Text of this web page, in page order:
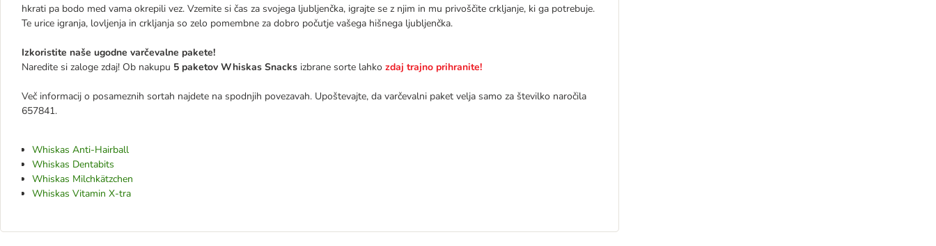
hkrati pa bodo med vama okrepili vez. Vzemite si čas za svojega ljubljenčka, igrajte se z njim in mu privoščite crkljanje, ki ga potrebuje.
Te urice igranja, lovljenja in crkljanja so zelo pomembne za dobro počutje vašega hišnega ljubljenčka.
Izkoristite naše ugodne varčevalne pakete!
Naredite si zaloge zdaj! Ob nakupu 5 paketov Whiskas Snacks izbrane sorte lahko zdaj trajno prihranite!
Več informacij o posameznih sortah najdete na spodnjih povezavah. Upoštevajte, da varčevalni paket velja samo za številko naročila
657841.
Whiskas Anti-Hairball
Whiskas Dentabits
Whiskas Milchkätzchen
Whiskas Vitamin X-tra